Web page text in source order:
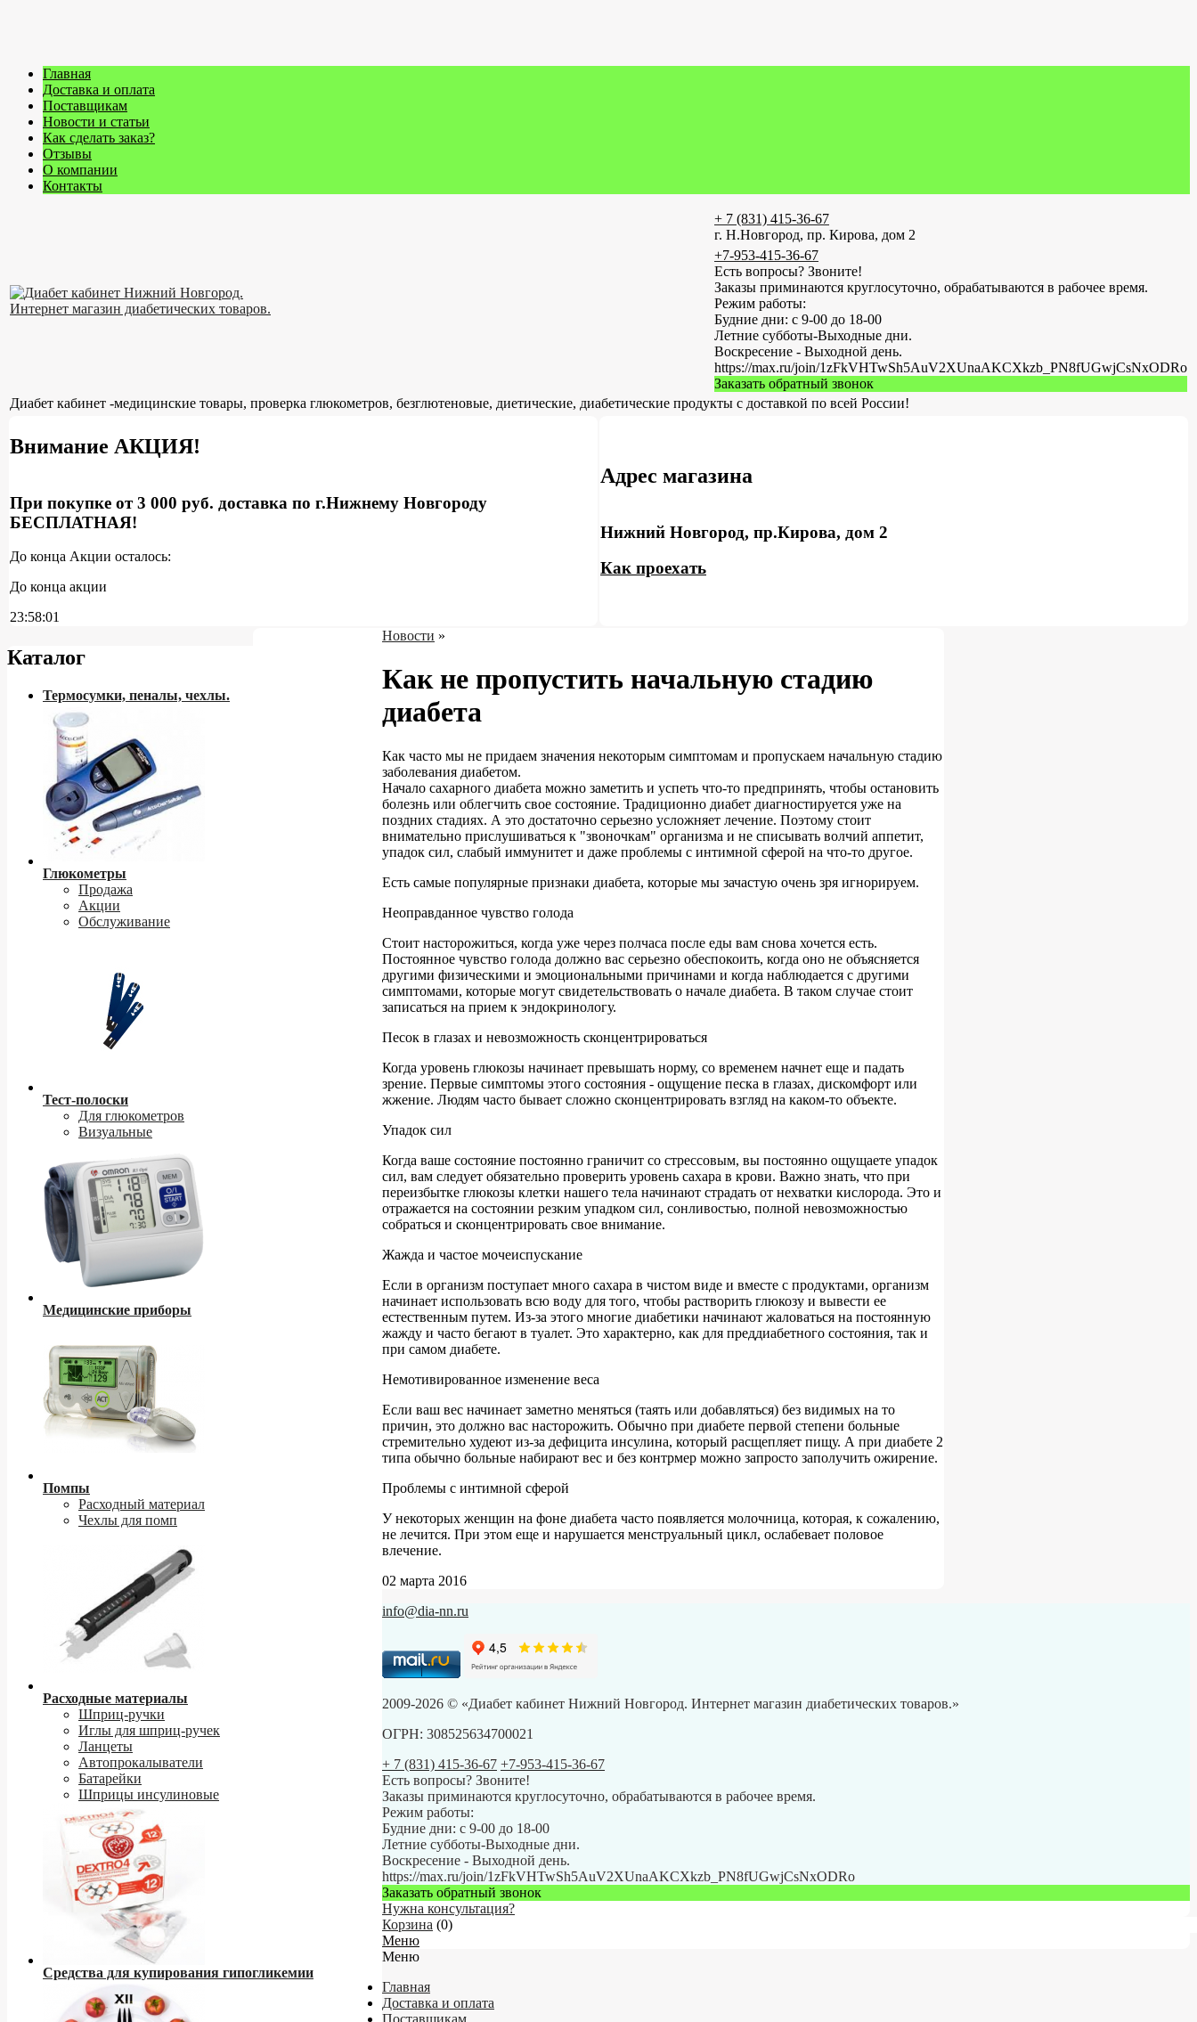
Главная
Доставка и оплата
Поставщикам
Новости и статьи
Как сделать заказ?
Отзывы
О компании
Контакты
+ 7 (831) 415-36-67
г. Н.Новгород, пр. Кирова, дом 2
+7-953-415-36-67
Есть вопросы? Звоните!
Заказы приминаются круглосуточно, обрабатываются в рабочее время.
Режим работы:
Будние дни: с 9-00 до 18-00
Летние субботы-Выходные дни.
Воскресение - Выходной день.
https://max.ru/join/1zFkVHTwSh5AuV2XUnaAKCXkzb_PN8fUGwjCsNxODRo
Заказать обратный звонок
Диабет кабинет -медицинские товары, проверка глюкометров, безглютеновые, диетические, диабетические продукты с доставкой по всей России!
Внимание АКЦИЯ!
При покупке от 3 000 руб. доставка по г.Нижнему Новгороду
БЕСПЛАТНАЯ!
До конца Акции осталось:
До конца акции
23:58:00
Адрес магазина
Нижний Новгород, пр.Кирова, дом 2
Как проехать
Каталог
Термосумки, пеналы, чехлы.
Глюкометры
Продажа
Акции
Обслуживание
Тест-полоски
Для глюкометров
Визуальные
Медицинские приборы
Помпы
Расходный материал
Чехлы для помп
Расходные материалы
Шприц-ручки
Иглы для шприц-ручек
Ланцеты
Автопрокалыватели
Батарейки
Шприцы инсулиновые
Средства для купирования гипогликемии
Новости »
Как не пропустить начальную стадию
диабета
Как часто мы не придаем значения некоторым симптомам и пропускаем начальную стадию
заболевания диабетом.
Начало сахарного диабета можно заметить и успеть что-то предпринять, чтобы остановить
болезнь или облегчить свое состояние. Традиционно диабет диагностируется уже на
поздних стадиях. А это достаточно серьезно усложняет лечение. Поэтому стоит
внимательно прислушиваться к "звоночкам" организма и не списывать волчий аппетит,
упадок сил, слабый иммунитет и даже проблемы с интимной сферой на что-то другое.
Есть самые популярные признаки диабета, которые мы зачастую очень зря игнорируем.
Неоправданное чувство голода
Стоит насторожиться, когда уже через полчаса после еды вам снова хочется есть.
Постоянное чувство голода должно вас серьезно обеспокоить, когда оно не объясняется
другими физическими и эмоциональными причинами и когда наблюдается с другими
симптомами, которые могут свидетельствовать о начале диабета. В таком случае стоит
записаться на прием к эндокринологу.
Песок в глазах и невозможность сконцентрироваться
Когда уровень глюкозы начинает превышать норму, со временем начнет еще и падать
зрение. Первые симптомы этого состояния - ощущение песка в глазах, дискомфорт или
жжение. Людям часто бывает сложно сконцентрировать взгляд на каком-то объекте.
Упадок сил
Когда ваше состояние постоянно граничит со стрессовым, вы постоянно ощущаете упадок
сил, вам следует обязательно проверить уровень сахара в крови. Важно знать, что при
переизбытке глюкозы клетки нашего тела начинают страдать от нехватки кислорода. Это и
отражается на состоянии резким упадком сил, сонливостью, полной невозможностью
собраться и сконцентрировать свое внимание.
Жажда и частое мочеиспускание
Если в организм поступает много сахара в чистом виде и вместе с продуктами, организм
начинает использовать всю воду для того, чтобы растворить глюкозу и вывести ее
естественным путем. Из-за этого многие диабетики начинают жаловаться на постоянную
жажду и часто бегают в туалет. Это характерно, как для преддиабетного состояния, так и
при самом диабете.
Немотивированное изменение веса
Если ваш вес начинает заметно меняться (таять или добавляться) без видимых на то
причин, это должно вас насторожить. Обычно при диабете первой степени больные
стремительно худеют из-за дефицита инсулина, который расщепляет пищу. А при диабете 2
типа обычно больные набирают вес и без контрмер можно запросто заполучить ожирение.
Проблемы с интимной сферой
У некоторых женщин на фоне диабета часто появляется молочница, которая, к сожалению,
не лечится. При этом еще и нарушается менструальный цикл, ослабевает половое
влечение.
02 марта 2016
info@dia-nn.ru
2009-2026 © «Диабет кабинет Нижний Новгород. Интернет магазин диабетических товаров.»
ОГРН: 308525634700021
+ 7 (831) 415-36-67 +7-953-415-36-67
Есть вопросы? Звоните!
Заказы приминаются круглосуточно, обрабатываются в рабочее время.
Режим работы:
Будние дни: с 9-00 до 18-00
Летние субботы-Выходные дни.
Воскресение - Выходной день.
https://max.ru/join/1zFkVHTwSh5AuV2XUnaAKCXkzb_PN8fUGwjCsNxODRo
Заказать обратный звонок
Нужна консультация?
Корзина (0)
Меню
Меню
Главная
Доставка и оплата
Поставщикам